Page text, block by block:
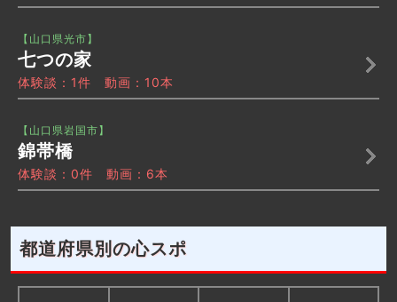
【山口県光市】
七つの家
体験談：1件 動画：10本
【山口県岩国市】
錦帯橋
体験談：0件 動画：6本
都道府県別の心スポ